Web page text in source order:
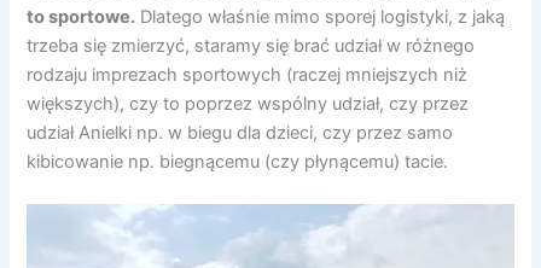
to sportowe. Dlatego właśnie mimo sporej logistyki, z jaką
trzeba się zmierzyć, staramy się brać udział w różnego
rodzaju imprezach sportowych (raczej mniejszych niż
większych), czy to poprzez wspólny udział, czy przez
udział Anielki np. w biegu dla dzieci, czy przez samo
kibicowanie np. biegnącemu (czy płynącemu) tacie.